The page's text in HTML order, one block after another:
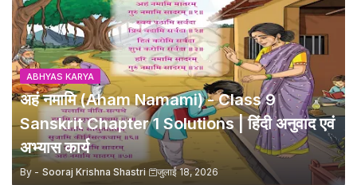
ABHYAS KARYA
अहं नमामि (Aham Namami) - Class 9
Sanskrit Chapter 1 Solutions | हिंदी अनुवाद एवं
अभ्यास कार्य
By - Sooraj Krishna Shastri जुलाई 18, 2026